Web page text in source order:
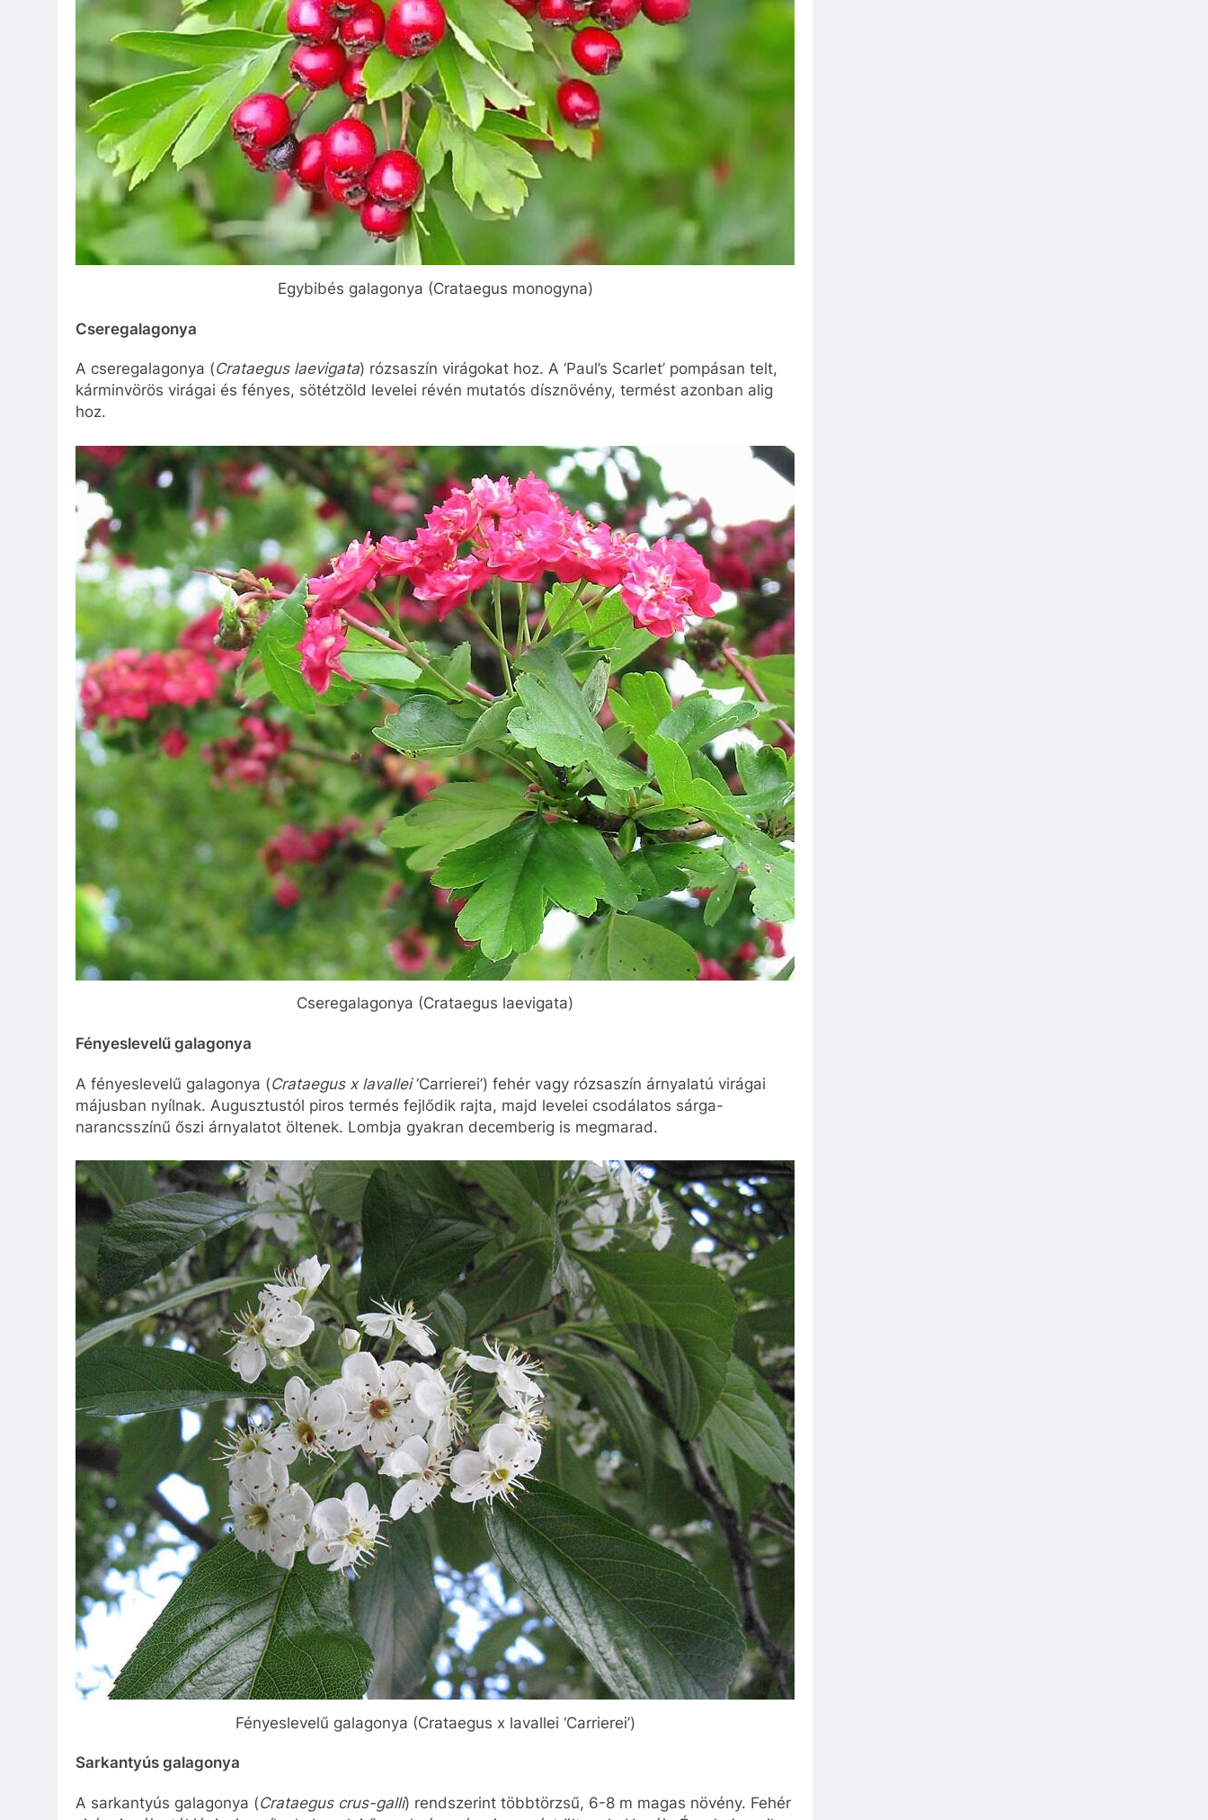
Egybibés galagonya (Crataegus monogyna)
Cseregalagonya
A cseregalagonya (Crataegus laevigata) rózsaszín virágokat hoz. A ‘Paul’s Scarlet’ pompásan telt,
kárminvörös virágai és fényes, sötétzöld levelei révén mutatós dísznövény, termést azonban alig
hoz.
Cseregalagonya (Crataegus laevigata)
Fényeslevelű galagonya
A fényeslevelű galagonya (Crataegus x lavallei‘Carrierei’) fehér vagy rózsaszín árnyalatú virágai
májusban nyílnak. Augusztustól piros termés fejlődik rajta, majd levelei csodálatos sárga-
narancsszínű őszi árnyalatot öltenek. Lombja gyakran decemberig is megmarad.
Fényeslevelű galagonya (Crataegus x lavallei ‘Carrierei’)
Sarkantyús galagonya
A sarkantyús galagonya (Crataegus crus-galli) rendszerint többtörzsű, 6-8 m magas növény. Fehér